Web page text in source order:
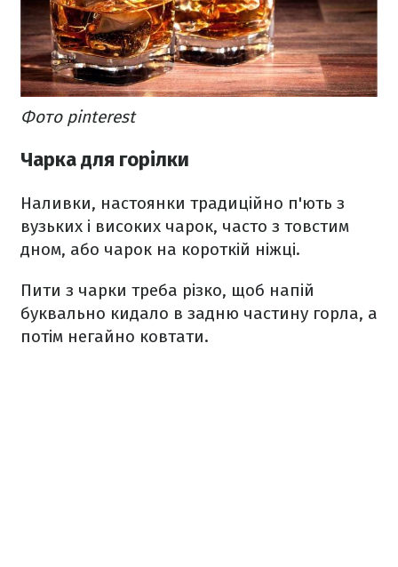
Фото pinterest
Чарка для горілки
Наливки, настоянки традиційно п'ють з
вузьких і високих чарок, часто з товстим
дном, або чарок на короткій ніжці.
Пити з чарки треба різко, щоб напій
буквально кидало в задню частину горла, а
потім негайно ковтати.